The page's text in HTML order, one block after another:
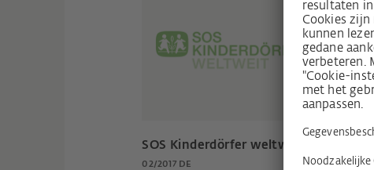
SOS Kinderdörfer weltweit
02/2017 DE